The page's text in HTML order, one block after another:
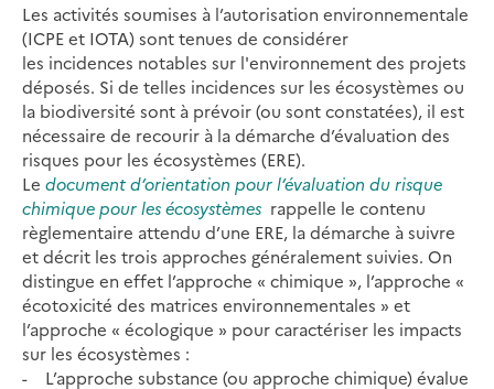
Les activités soumises à l’autorisation environnementale
(ICPE et IOTA) sont tenues de considérer
les incidences notables sur l'environnement des projets
déposés. Si de telles incidences sur les écosystèmes ou
la biodiversité sont à prévoir (ou sont constatées), il est
nécessaire de recourir à la démarche d’évaluation des
risques pour les écosystèmes (ERE).
Le document d’orientation pour l’évaluation du risque
chimique pour les écosystèmes rappelle le contenu
règlementaire attendu d’une ERE, la démarche à suivre
et décrit les trois approches généralement suivies. On
distingue en effet l’approche « chimique », l’approche «
écotoxicité des matrices environnementales » et
l’approche « écologique » pour caractériser les impacts
sur les écosystèmes :
- L’approche substance (ou approche chimique) évalue